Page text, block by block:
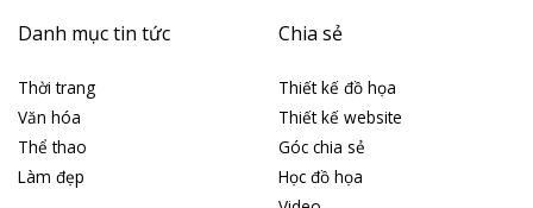
Danh mục tin tức
Thời trang
Văn hóa
Thể thao
Làm đẹp
Chia sẻ
Thiết kế đồ họa
Thiết kế website
Góc chia sẻ
Học đồ họa